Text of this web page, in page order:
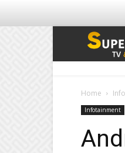
Home
Infotainment